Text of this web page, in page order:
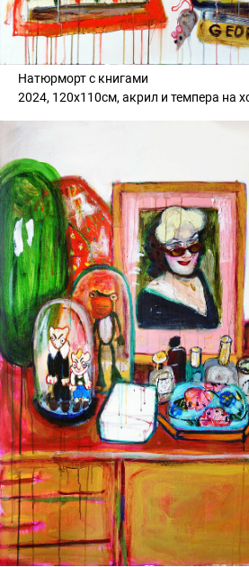
Натюрморт с книгами
2024, 120х110см, акрил и темпера на